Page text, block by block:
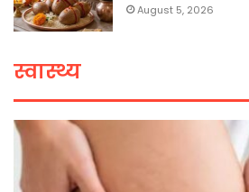
August 5, 2026
स्वास्थ्य